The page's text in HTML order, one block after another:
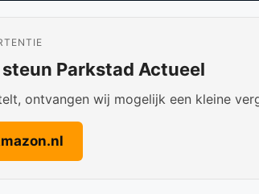
Parkstad Actueel
ontvangen wij mogelijk een kleine